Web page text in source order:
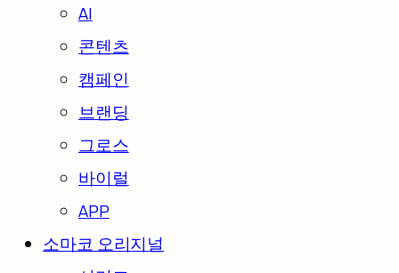
AI
콘텐츠
캠페인
브랜딩
그로스
바이럴
APP
소마코 오리지널